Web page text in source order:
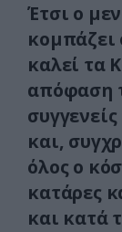
Έτσι ο
κομπάζει
καλεί τα
απόφαση
και,
όλος ο
κατάρες
και κατά